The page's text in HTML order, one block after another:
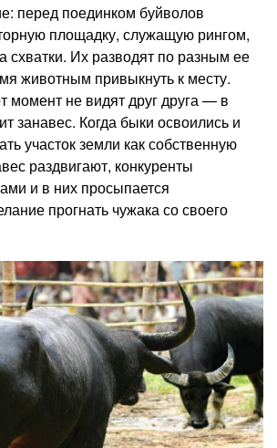
перед поединком буйволов
площадку, служащую рингом,
схватки. Их разводят по разным ее
животным привыкнуть к месту.
момент не видят друг друга — в
занавес. Когда быки освоились и
участок земли как собственную
раздвигают, конкуренты
и в них просыпается
прогнать чужака со своего